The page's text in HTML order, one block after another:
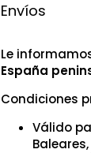
Envíos
Le
España
Condiciones
Válido